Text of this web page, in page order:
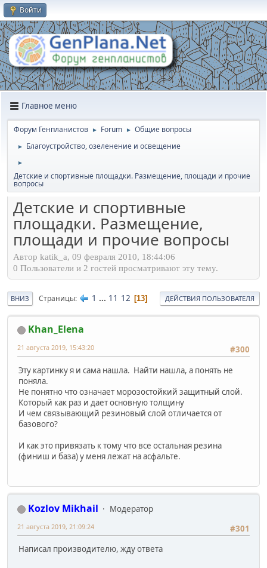
Войти
Главное меню
Форум Генпланистов ► Forum ► Общие вопросы
► Благоустройство, озеленение и освещение
►
Детские и спортивные площадки. Размещение, площади и прочие
вопросы
Детские и спортивные
площадки. Размещение,
площади и прочие вопросы
Автор katik_a, 09 февраля 2010, 18:44:06
0 Пользователи и 2 гостей просматривают эту тему.
ВНИЗ Страницы 1 ... 11 12 13 ДЕЙСТВИЯ ПОЛЬЗОВАТЕЛЯ
Khan_Elena
#300
21 августа 2019, 15:43:20
Эту картинку я и сама нашла. Найти нашла, а понять не
поняла.
Не понятно что означает морозостойкий защитный слой.
Который как раз и дает основную толщину
И чем связывающий резиновый слой отличается от
базового?
И как это привязать к тому что все остальная резина
(финиш и база) у меня лежат на асфальте.
Kozlov Mikhail
Модератор
#301
21 августа 2019, 21:09:24
Написал производителю, жду ответа